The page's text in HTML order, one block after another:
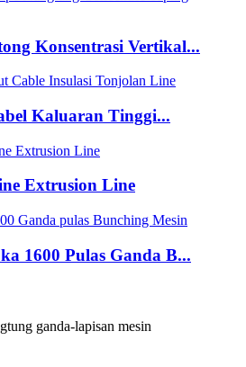
Konsentrasi Vertikal...
Kaluaran Tinggi...
Extrusion Line
1600 Pulas Ganda B...